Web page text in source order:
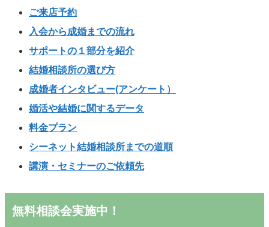
ご来店予約
入会から成婚までの流れ
サポートの１部分を紹介
結婚相談所の選び方
成婚者インタビュー(アンケート）
婚活や結婚に関するデータ
料金プラン
シーネット結婚相談所までの道順
講演・セミナーのご依頼先
無料相談会実施中！